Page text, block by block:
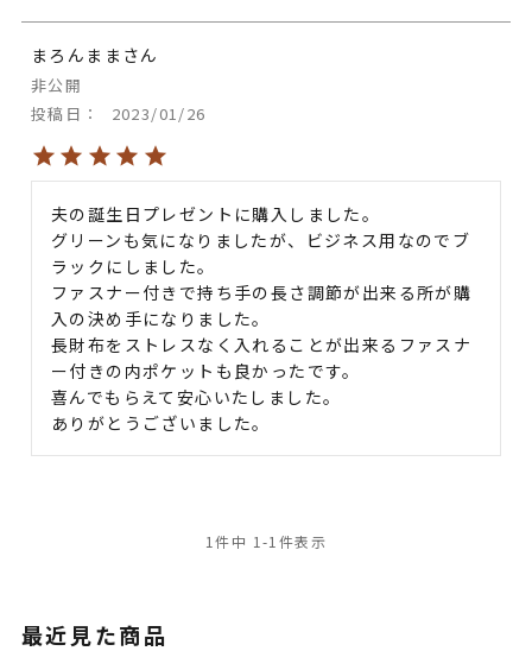
まろんまま
非公開
投稿日
2023/01/26
夫の誕生日プレゼントに購入しました。
グリーンも気になりましたが、ビジネス用なのでブ
ラックにしました。
ファスナー付きで持ち手の長さ調節が出来る所が購
入の決め手になりました。
長財布をストレスなく入れることが出来るファスナ
ー付きの内ポケットも良かったです。
喜んでもらえて安心いたしました。
ありがとうございました。
1件中 1 -1 件表示
最近見た商品